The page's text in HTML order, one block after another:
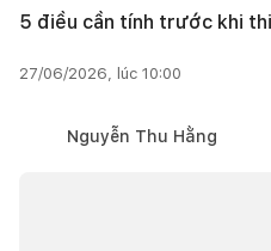
5 điều cần tính trước khi
27/06/2026, lúc 10:00
Nguyễn Thu Hằng